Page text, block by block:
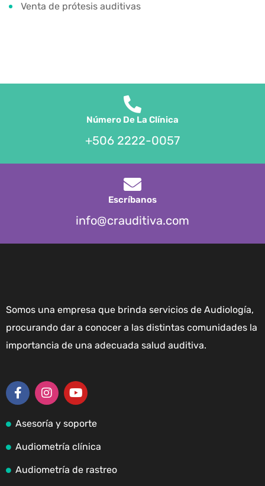
Venta de prótesis auditivas
Número De La Clínica
+506 2222-0057
Escríbanos
info@crauditiva.com
Somos una empresa que brinda servicios de Audiología,
procurando dar a conocer a las distintas comunidades la
importancia de una adecuada salud auditiva.
Asesoría y soporte
Audiometría clínica
Audiometría de rastreo